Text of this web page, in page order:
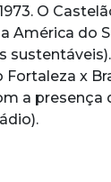
O
América do
x
a